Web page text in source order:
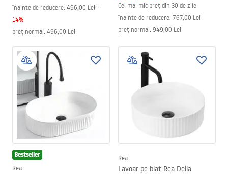
înainte de reducere: 496,00 Lei -
14%
preț normal: 496,00 Lei
Cel mai mic preț din 30 de zile
înainte de reducere: 767,00 Lei
preț normal: 949,00 Lei
Bestseller
Rea
Rea
Lavoar pe blat Rea Delia